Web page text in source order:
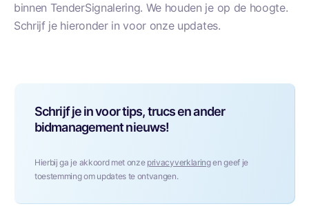
binnen TenderSignalering. We houden je op de hoogte.
Schrijf je hieronder in voor onze updates.
Schrijf je in voor tips, trucs en ander
bidmanagement nieuws!
Hierbij ga je akkoord met onze privacyverklaringen geef je
toestemming om updates te ontvangen.